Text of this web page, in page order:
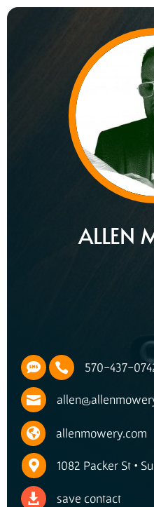
ALLEN
  570-437-

 allenmowery.com
 1082 Packer St •
 save contact